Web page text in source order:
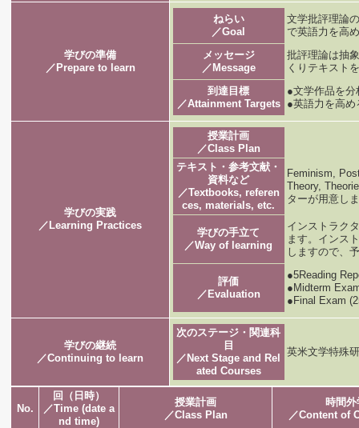
学びの準備
／Prepare to learn
ねらい
／Goal
文学批評理論
で英語力を高
メッセージ
／Message
批評理論は抽
くりテキスト
到達目標
／Attainment Targets
●文学作品を
●英語力を高め
学びの実践
／Learning Practices
授業計画
／Class Plan
テキスト・参考文献・
資料など
／Textbooks, referen
ces, materials, etc.
Feminism,
Theory,
ターが用意し
学びの手立て
／Way of learning
インストラク
ます。インス
しますので、
評価
／Evaluation
●5Reading
●Midterm
●Final Exam
学びの継続
／Continuing to learn
次のステージ・関連科
目
／Next Stage and Rel
ated Courses
英米文学特殊
No.
回（日時）
／Time (date a
nd time)
授業計画
／Class Plan
時間外
／Content of